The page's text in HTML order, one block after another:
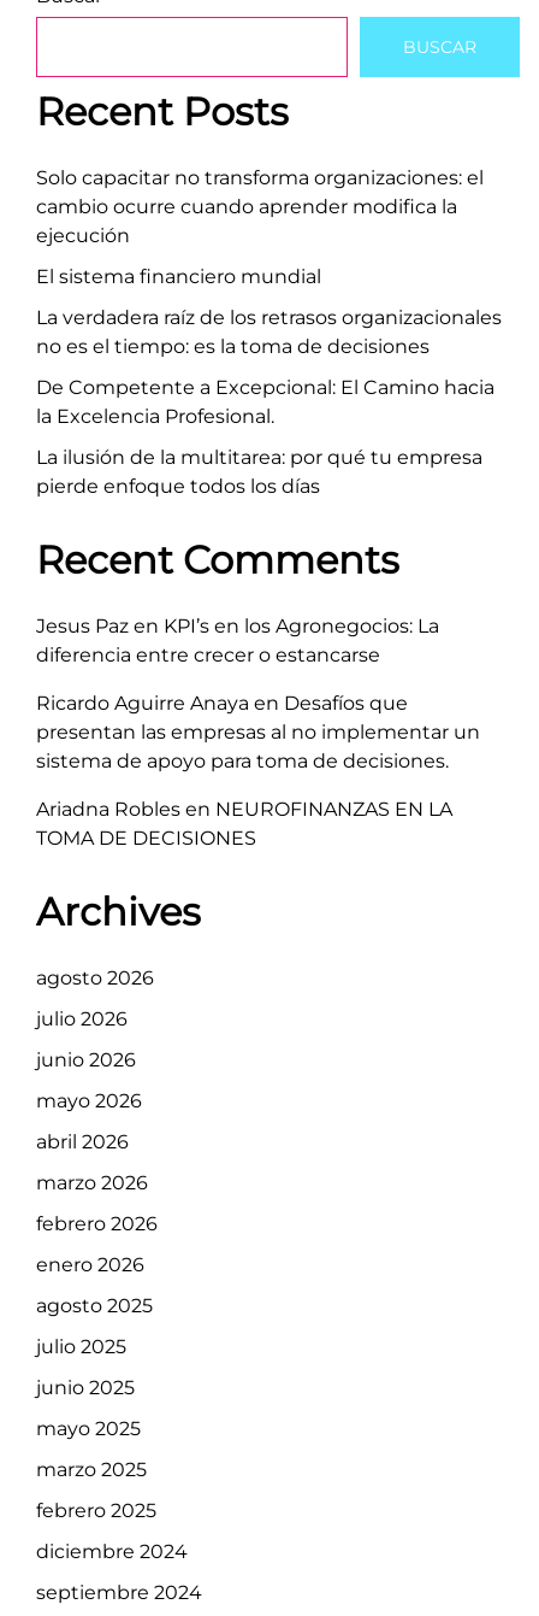
BUSCAR
Recent Posts
Solo capacitar no transforma organizaciones: el
cambio ocurre cuando aprender modifica la
ejecución
El sistema financiero mundial
La verdadera raíz de los retrasos organizacionales
no es el tiempo: es la toma de decisiones
De Competente a Excepcional: El Camino hacia
la Excelencia Profesional.
La ilusión de la multitarea: por qué tu empresa
pierde enfoque todos los días
Recent Comments
Jesus Paz en KPI’s en los Agronegocios: La
diferencia entre crecer o estancarse
Ricardo Aguirre Anaya en Desafíos que
presentan las empresas al no implementar un
sistema de apoyo para toma de decisiones.
Ariadna Robles en NEUROFINANZAS EN LA
TOMA DE DECISIONES
Archives
agosto 2026
julio 2026
junio 2026
mayo 2026
abril 2026
marzo 2026
febrero 2026
enero 2026
agosto 2025
julio 2025
junio 2025
mayo 2025
marzo 2025
febrero 2025
diciembre 2024
septiembre 2024